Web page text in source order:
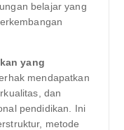
belajar yang
yang
mendapatkan
dan
pendidikan. Ini
metode